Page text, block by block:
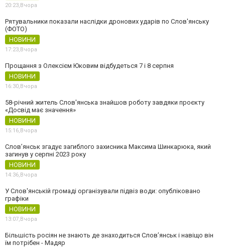
20:23,Вчора
Рятувальники показали наслідки дронових ударів по Слов'янську
(ФОТО)
НОВИНИ
17:23,Вчора
Прощання з Олексієм Юковим відбудеться 7 і 8 серпня
НОВИНИ
16:30,Вчора
58-річний житель Слов'янська знайшов роботу завдяки проєкту
«Досвід має значення»
НОВИНИ
15:16,Вчора
Слов’янськ згадує загиблого захисника Максима Шинкарюка, який
загинув у серпні 2023 року
НОВИНИ
14:36,Вчора
У Слов'янській громаді організували підвіз води: опубліковано
графіки
НОВИНИ
13:07,Вчора
Більшість росіян не знають де знаходиться Слов’янськ і навіщо він
їм потрібен - Мадяр